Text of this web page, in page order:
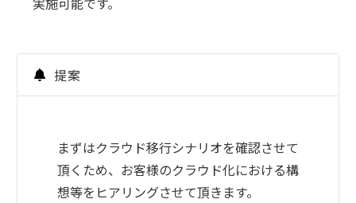
提案
まずはクラウド移行シナリオを確認させて
頂くため、お客様のクラウド化における構
想等をヒアリングさせて頂きます。